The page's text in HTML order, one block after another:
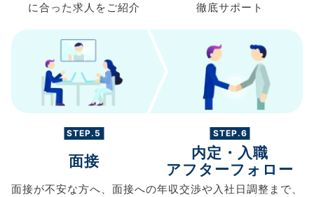
に合った求人を ご紹介
徹底サポート
STEP.5
面接
面接が不安な方へ、 面接への
STEP.6
内定・入職
アフターフォロー
年収交渉や入社日調整まで、